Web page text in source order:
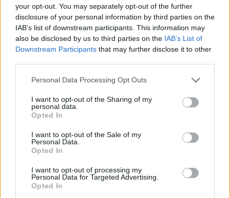
your opt-out. You may separately opt-out of the further
disclosure of your personal information by third parties on the
IAB’s list of downstream participants. This information may
also be disclosed by us to third parties on the IAB’s List of
Downstream Participants that may further disclose it to other
Please note that this website/app uses one or more Google
not limited to your visit or usage behaviour. You may click to
grant or deny consent to Google and its third-party tags to
use your data for below specified purposes in below Google
consent section.
Personal Data Processing Opt Outs
I want to opt-out of the Sharing of my
personal data.
Opted In
I want to opt-out of the Sale of my
Personal Data.
Opted In
I want to opt-out of processing my
Personal Data for Targeted Advertising.
Opted In